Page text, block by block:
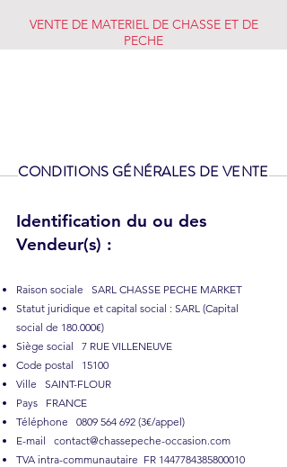
VENTE DE MATERIEL DE CHASSE ET DE
PECHE
CONDITIONS GÉNÉRALES DE VENTE
Identification du ou des
Vendeur(s) :
Raison sociale SARL CHASSE PECHE MARKET
Statut juridique et capital social : SARL (Capital
social de 180.000€)
Siège social 7 RUE VILLENEUVE
Code postal 15100
Ville SAINT-FLOUR
Pays FRANCE
Téléphone 0809 564 692 (3€/appel)
E-mail contact@chassepeche-occasion.com
TVA intra-communautaire FR 1447784385800010